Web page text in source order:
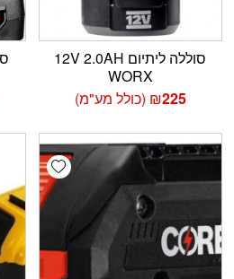
סוללה ליתיום 12V 2.0AH
WORX
₪225 (כולל מע"מ)
Add wishlist